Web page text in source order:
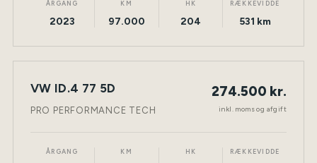
ÅRGANG
2023
KM
97.000
HK
204
RÆKKEVIDDE
531 km
NY BIL ELEKTRISK TØNDER
VW ID.4 77 5D
PRO PERFORMANCE TECH
274.500 kr.
inkl. moms og afgift
ÅRGANG KM HK RÆKKEVIDDE